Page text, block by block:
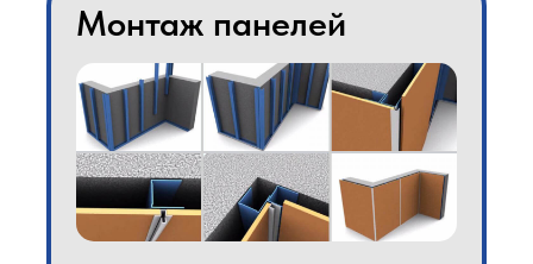
Монтаж панелей